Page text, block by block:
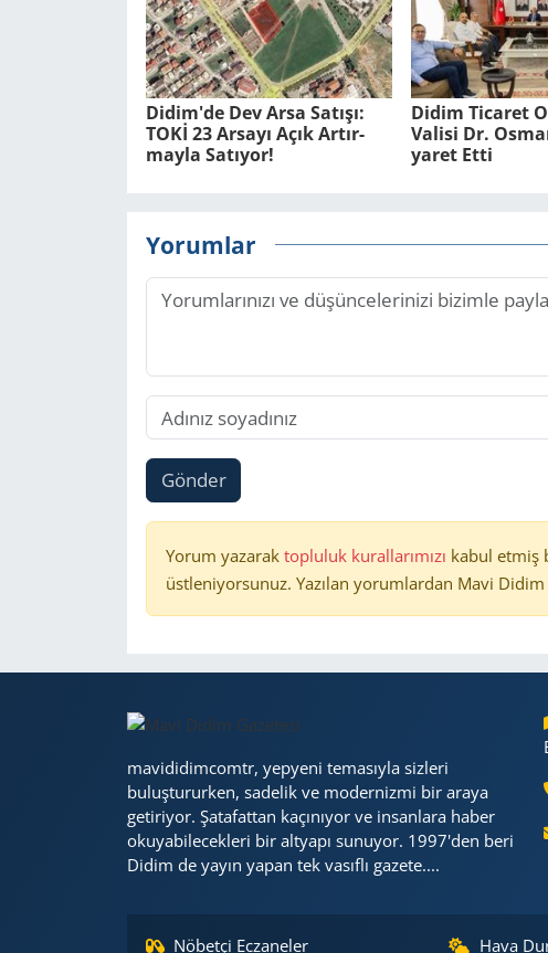
Didim'de Dev Arsa Sa­tı­şı:
TOKİ 23 Ar­sa­yı Açık Ar­tır­
may­la Sa­tı­yor!
Didim Ti­ca­ret
Va­li­si Dr.
ya­ret Etti
Yorumlar
Gönder
Yorum yazarak topluluk kurallarımızı kabul etmiş
üstleniyorsunuz. Yazılan yorumlardan Mavi
mavididimcomtr, yepyeni temasıyla sizleri
buluştururken, sadelik ve modernizmi bir araya
getiriyor. Şatafattan kaçınıyor ve insanlara haber
okuyabilecekleri bir altyapı sunuyor. 1997'den beri
Didim de yayın yapan tek vasıflı gazete....
Nöbetçi Eczaneler Hava